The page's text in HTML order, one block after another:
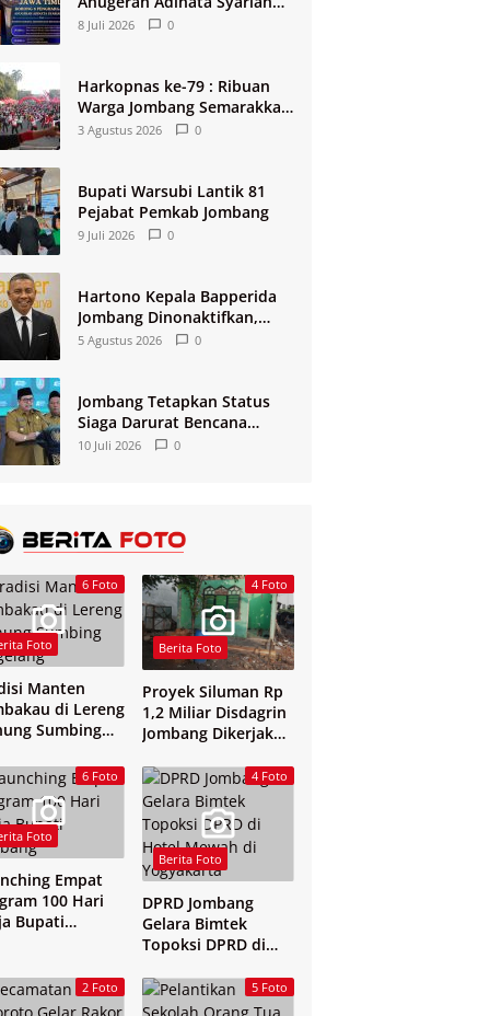
2026
8 Juli 2026 0
Harkopnas ke-79 : Ribuan
Warga Jombang Semarakkan
Jalan Sehat Berhadiah 2
3 Agustus 2026 0
Bupati Warsubi Lantik 81
Pejabat Pemkab Jombang
9 Juli 2026 0
Hartono Kepala Bapperida
Jombang Dinonaktifkan,
Buntut Raibnya Rp124 Miliar
5 Agustus 2026 0
Jombang Tetapkan Status
Siaga Darurat Bencana
Kekeringan dan Kebakaran
10 Juli 2026 0
6 Foto
Foto
Manten
di Lereng
Sumbing
4 Foto
Berita Foto
Proyek Siluman Rp
1,2 Miliar Disdagrin
Jombang Dikerjakan
6 Foto
Foto
Empat
100 Hari
Bupati
4 Foto
Berita Foto
DPRD Jombang
Gelara Bimtek
Topoksi DPRD di
Yogyakarta
2 Foto 5 Foto